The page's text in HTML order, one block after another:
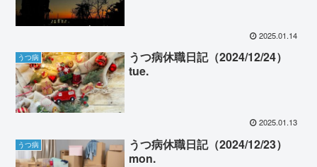
2025.01.14
うつ病
うつ病休職日記（2024/12/24）
tue.
2025.01.13
うつ病
うつ病休職日記（2024/12/23）
mon.